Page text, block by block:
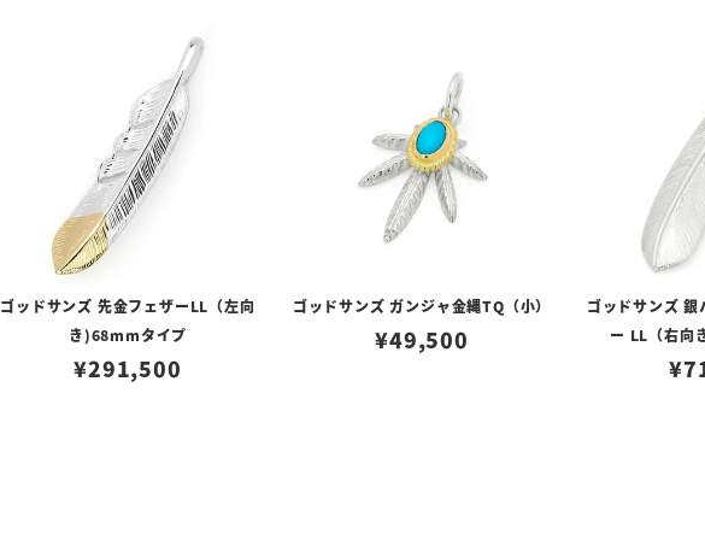
ゴッドサンズ 先金フェザーLL（左向
き)68mmタイプ
¥291,500
ゴッドサンズ ガンジャ金縄TQ（小）
¥49,500
ゴッドサンズ
ー LL（右向
¥